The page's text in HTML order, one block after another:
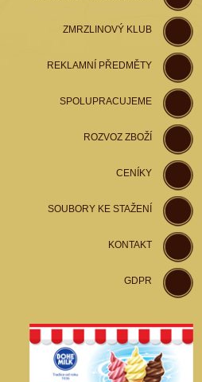
ZMRZLINOVÝ KLUB
REKLAMNÍ PŘEDMĚTY
SPOLUPRACUJEME
ROZVOZ ZBOŽÍ
CENÍKY
SOUBORY KE STAŽENÍ
KONTAKT
GDPR